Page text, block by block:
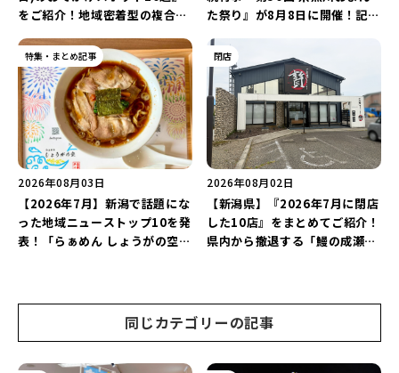
をご紹介！地域密着型の複合施
ナ丸大新潟のサマーフェスタ
2026」がおすすめ♪
た祭り』が8月8日に開催！記念
を楽しもう♪
特集・まとめ記事
2026年08月03日
【2026年7月】新潟で話題にな
った地域ニューストップ10を発
表！「らぁめん しょうがの空」
閉店
2026年08月02日
【新潟県】『2026年7月に閉店
した10店』をまとめてご紹介！
県内から撤退する「鰻の成瀬」
同じカテゴリーの記事